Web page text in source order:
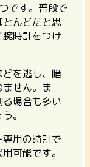
です。普段で
んどだと思
時計をつけ
を逃し、暗
せん。ま
場合も多い
。
専用の時計で
可能です。